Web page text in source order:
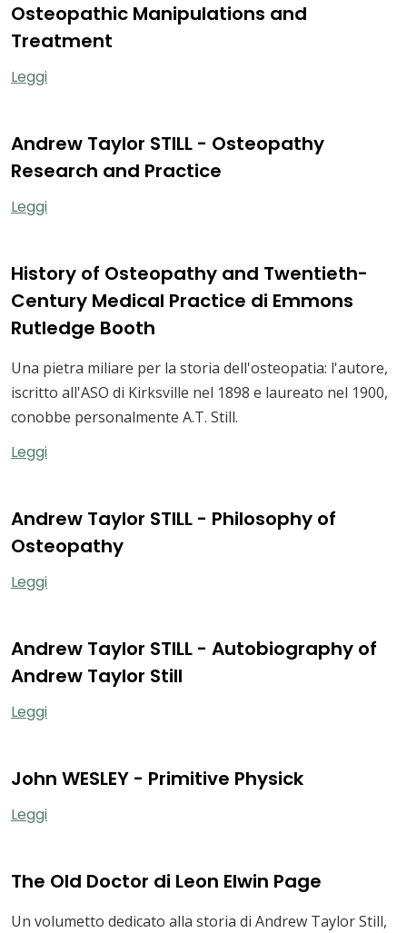
Osteopathic Manipulations and
Treatment
Leggi
Andrew Taylor STILL - Osteopathy
Research and Practice
Leggi
History of Osteopathy and Twentieth-
Century Medical Practice di Emmons
Rutledge Booth
Una pietra miliare per la storia dell'osteopatia: l'autore,
iscritto all'ASO di Kirksville nel 1898 e laureato nel 1900,
conobbe personalmente A.T. Still.
Leggi
Andrew Taylor STILL - Philosophy of
Osteopathy
Leggi
Andrew Taylor STILL - Autobiography of
Andrew Taylor Still
Leggi
John WESLEY - Primitive Physick
Leggi
The Old Doctor di Leon Elwin Page
Un volumetto dedicato alla storia di Andrew Taylor Still,